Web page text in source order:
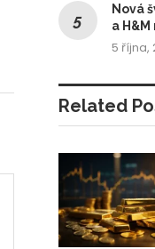
Nová
a
5 října,
Related